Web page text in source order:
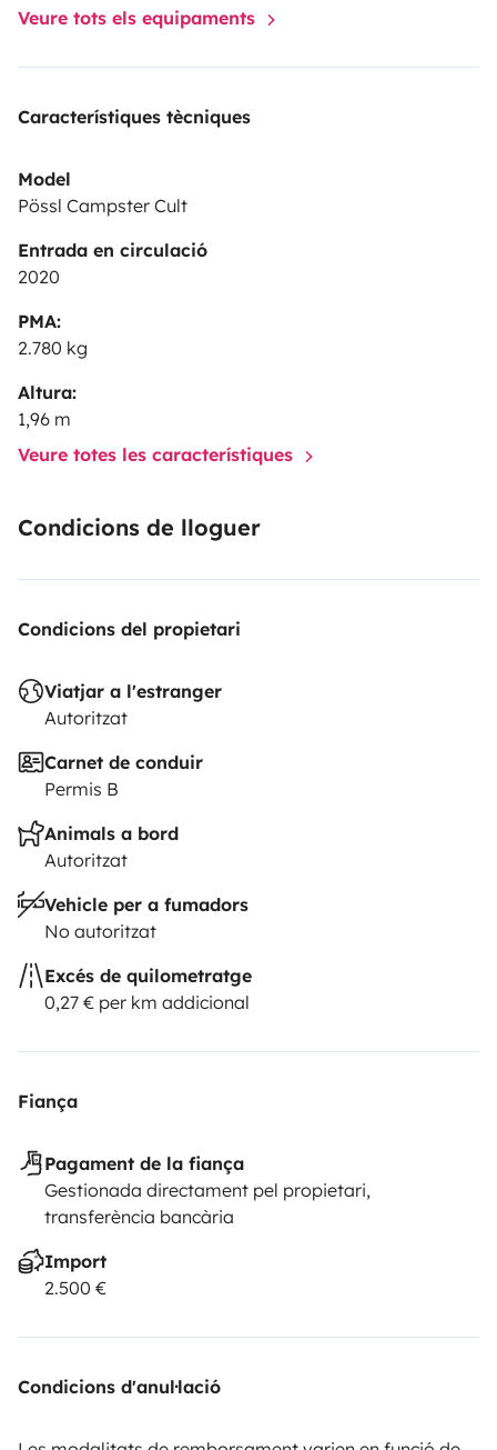
Veure tots els equipaments
Característiques tècniques
Model
Pössl Campster Cult
Entrada en circulació
2020
PMA:
2.780 kg
Altura:
1,96 m
Veure totes les característiques
Condicions de lloguer
Condicions del propietari
Viatjar a l'estranger
Autoritzat
Carnet de conduir
Permis B
Animals a bord
Autoritzat
Vehicle per a fumadors
No autoritzat
Excés de quilometratge
0,27 € per km addicional
Fiança
Pagament de la fiança
Gestionada directament pel propietari,
transferència bancària
Import
2.500 €
Condicions d'anul·lació